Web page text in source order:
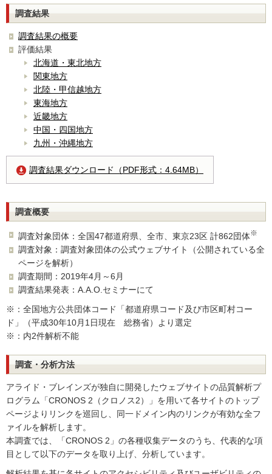
調査結果
調査結果の概要
評価結果
北海道・東北地方
関東地方
北陸・甲信越地方
東海地方
近畿地方
中国・四国地方
九州・沖縄地方
調査結果ダウンロード（PDF形式：4.64MB）
調査概要
調査対象団体：全国47都道府県、全市、東京23区 計862団体※
調査対象：調査対象団体の公式ウェブサイト（公開されている全
ページを解析）
調査期間：2019年4月～6月
調査結果発表：A.A.O.セミナーにて
※：全国地方公共団体コード「都道府県コード及び市区町村コー
ド」（平成30年10月1日現在 総務省）より選定
※：内2件解析不能
調査・分析方法
アライド・ブレインズが独自に開発したウェブサイトの品質解析プ
ログラム「CRONOS 2（クロノス2）」を用いて各サイトのトップ
ページよりリンクを巡回し、同一ドメイン内のリンクが有効な全フ
ァイルを解析します。
本調査では、「CRONOS 2」の各種収集データのうち、代表的な項
目として以下のデータを取り上げ、分析しています。